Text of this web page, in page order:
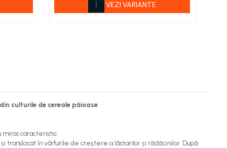
VEZI VARIANTE
culturile de cereale păioase
caracteristic.
în vârfurile de creștere a lăstarilor și rădăcinilor. După